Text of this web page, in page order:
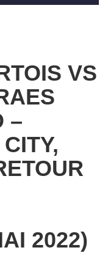
VS
–
2022)